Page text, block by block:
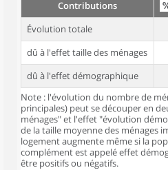
Contributions
Évolution totale
dû à l'effet taille des ménages
dû à l'effet démographique
Note : l'évolution du nombre de
principales) peut se découper en
ménages" et l'effet "évolution
de la taille moyenne des ménages
logement augmente même si la
complément est appelé effet
être positifs ou négatifs.